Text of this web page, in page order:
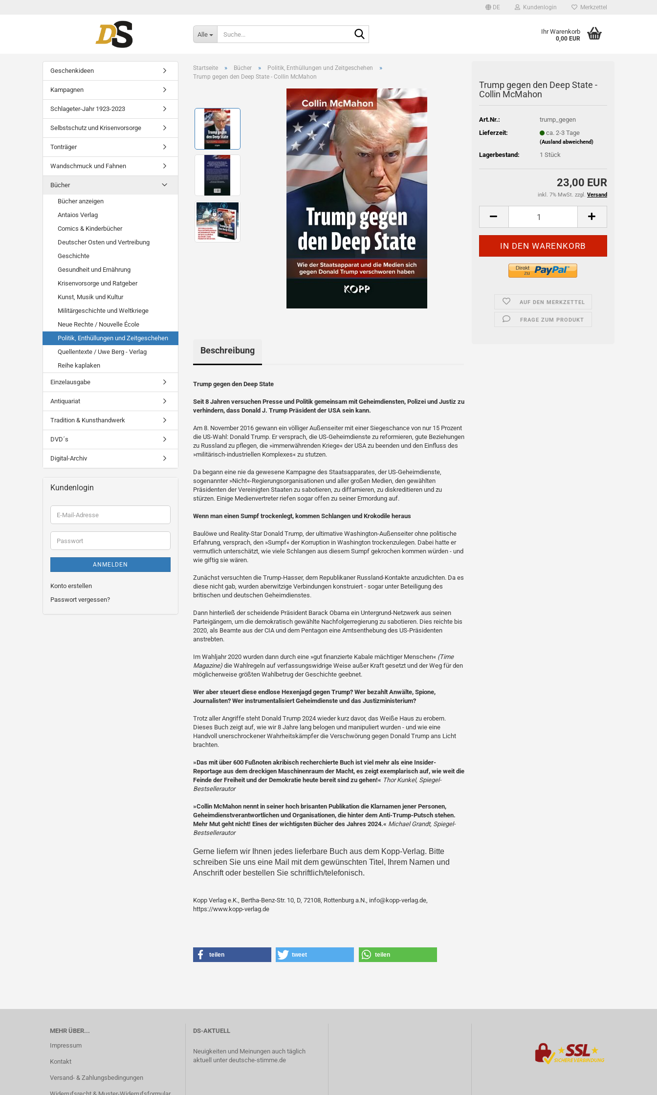
DE Kundenlogin
Konto erstellen
Passwort vergessen?
Merkzettel
Alle Ihr Warenkorb
0,00 EUR
Startseite » Bücher » Politik, Enthüllungen und Zeitgeschehen »
Trump gegen den Deep State - Collin McMahon
Trump gegen den Deep State -
Collin McMahon
Art.Nr.:
trump_gegen
Lieferzeit:
ca. 2-3 Tage
(Ausland abweichend)
Lagerbestand: 1 Stück
23,00 EUR
inkl. 7% MwSt. zzgl. Versand
AUF DEN MERKZETTEL
FRAGE ZUM PRODUKT
Beschreibung
Trump gegen den Deep State
Seit 8 Jahren versuchen Presse und Politik gemeinsam mit Geheimdiensten, Polizei und Justiz zu
verhindern, dass Donald J. Trump Präsident der USA sein kann.
Am 8. November 2016 gewann ein völliger Außenseiter mit einer Siegeschance von nur 15 Prozent
die US-Wahl: Donald Trump. Er versprach, die US-Geheimdienste zu reformieren, gute Beziehungen
zu Russland zu pflegen, die »immerwährenden Kriege« der USA zu beenden und den Einfluss des
»militärisch-industriellen Komplexes« zu stutzen.
Da begann eine nie da gewesene Kampagne des Staatsapparates, der US-Geheimdienste,
sogenannter »Nicht«-Regierungsorganisationen und aller großen Medien, den gewählten
Präsidenten der Vereinigten Staaten zu sabotieren, zu diffamieren, zu diskreditieren und zu
stürzen. Einige Medienvertreter riefen sogar offen zu seiner Ermordung auf.
Wenn man einen Sumpf trockenlegt, kommen Schlangen und Krokodile heraus
Baulöwe und Reality-Star Donald Trump, der ultimative Washington-Außenseiter ohne politische
Erfahrung, versprach, den »Sumpf« der Korruption in Washington trockenzulegen. Dabei hatte er
vermutlich unterschätzt, wie viele Schlangen aus diesem Sumpf gekrochen kommen würden - und
wie giftig sie wären.
Zunächst versuchten die Trump-Hasser, dem Republikaner Russland-Kontakte anzudichten. Da es
diese nicht gab, wurden aberwitzige Verbindungen konstruiert - sogar unter Beteiligung des
britischen und deutschen Geheimdienstes.
Dann hinterließ der scheidende Präsident Barack Obama ein Untergrund-Netzwerk aus seinen
Parteigängern, um die demokratisch gewählte Nachfolgerregierung zu sabotieren. Dies reichte bis
2020, als Beamte aus der CIA und dem Pentagon eine Amtsenthebung des US-Präsidenten
anstrebten.
Im Wahljahr 2020 wurden dann durch eine »gut finanzierte Kabale mächtiger Menschen«(Time
Magazine)die Wahlregeln auf verfassungswidrige Weise außer Kraft gesetzt und der Weg für den
möglicherweise größten Wahlbetrug der Geschichte geebnet.
Wer aber steuert diese endlose Hexenjagd gegen Trump? Wer bezahlt Anwälte, Spione,
Journalisten? Wer instrumentalisiert Geheimdienste und das Justizministerium?
Trotz aller Angriffe steht Donald Trump 2024 wieder kurz davor, das Weiße Haus zu erobern.
Dieses Buch zeigt auf, wie wir 8 Jahre lang belogen und manipuliert wurden - und wie eine
Handvoll unerschrockener Wahrheitskämpfer die Verschwörung gegen ­Donald Trump ans Licht
brachten.
»Das mit über 600 Fußnoten akribisch recherchierte Buch ist viel mehr als eine Insider-
Reportage aus dem dreckigen Maschinenraum der Macht, es zeigt exemplarisch auf, wie weit die
Feinde der Freiheit und der Demokratie heute bereit sind zu gehen!« Thor Kunkel, Spiegel-
Bestsellerautor
»Collin McMahon nennt in seiner hoch brisanten Publikation die Klarnamen jener Personen,
Geheimdienstverantwortlichen und Organisationen, die hinter dem Anti-Trump-Putsch stehen.
Mehr Mut geht nicht! Eines der wichtigsten Bücher des Jahres 2024.« Michael Grandt, Spiegel-
Bestsellerautor
Gerne liefern wir Ihnen jedes lieferbare Buch aus dem Kopp-Verlag. Bitte
schreiben Sie uns eine Mail mit dem gewünschten Titel, Ihrem Namen und
Anschrift oder bestellen Sie schriftlich/telefonisch.
Kopp Verlag e.K., Bertha-Benz-Str. 10, D, 72108, Rottenburg a.N., info@kopp-verlag.de,
https://www.kopp-verlag.de
teilen tweet teilen
Geschenkideen
Kampagnen
Schlageter-Jahr 1923-2023
Selbstschutz und Krisenvorsorge
Tonträger
Wandschmuck und Fahnen
Bücher
Bücher anzeigen
Antaios Verlag
Comics & Kinderbücher
Deutscher Osten und Vertreibung
Geschichte
Gesundheit und Ernährung
Krisenvorsorge und Ratgeber
Kunst, Musik und Kultur
Militärgeschichte und Weltkriege
Neue Rechte / Nouvelle École
Politik, Enthüllungen und Zeitgeschehen
Quellentexte / Uwe Berg - Verlag
Reihe kaplaken
Einzelausgabe
Antiquariat
Tradition & Kunsthandwerk
DVD´s
Digital-Archiv
Kundenlogin
E-
Mail-
Adresse
Passwort
ANMELDEN
Konto erstellen
Passwort vergessen?
MEHR ÜBER...
Impressum
Kontakt
Versand- & Zahlungsbedingungen
DS-AKTUELL
Neuigkeiten und Meinungen auch täglich
aktuell unter deutsche-stimme.de